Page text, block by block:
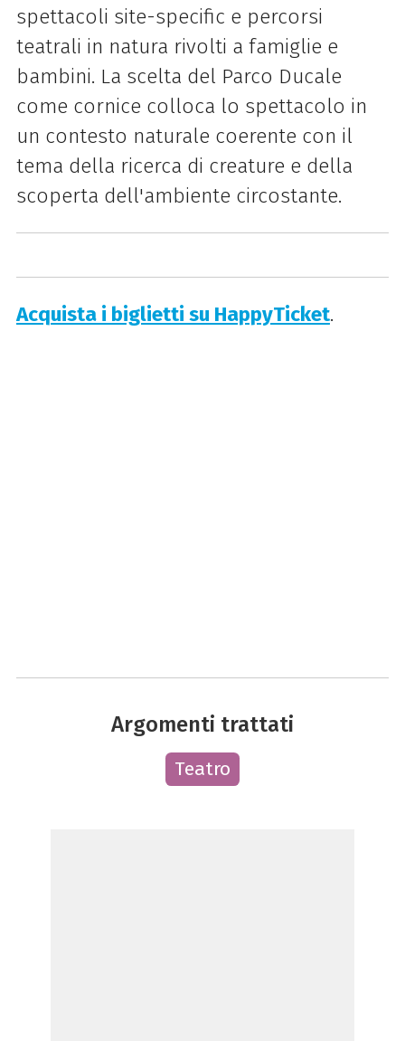
spettacoli site-specific e percorsi
teatrali in natura rivolti a famiglie e
bambini. La scelta del Parco Ducale
come cornice colloca lo spettacolo in
un contesto naturale coerente con il
tema della ricerca di creature e della
scoperta dell'ambiente circostante.
Acquista i biglietti su HappyTicket.
Argomenti trattati
Teatro